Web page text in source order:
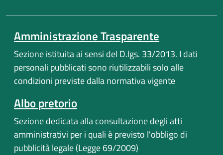
Amministrazione Trasparente
Sezione istituita ai sensi del D.lgs. 33/2013. I dati
personali pubblicati sono riutilizzabili solo alle
condizioni previste dalla normativa vigente
Albo pretorio
Sezione dedicata alla consultazione degli atti
amministrativi per i quali è previsto l'obbligo di
pubblicità legale (Legge 69/2009)